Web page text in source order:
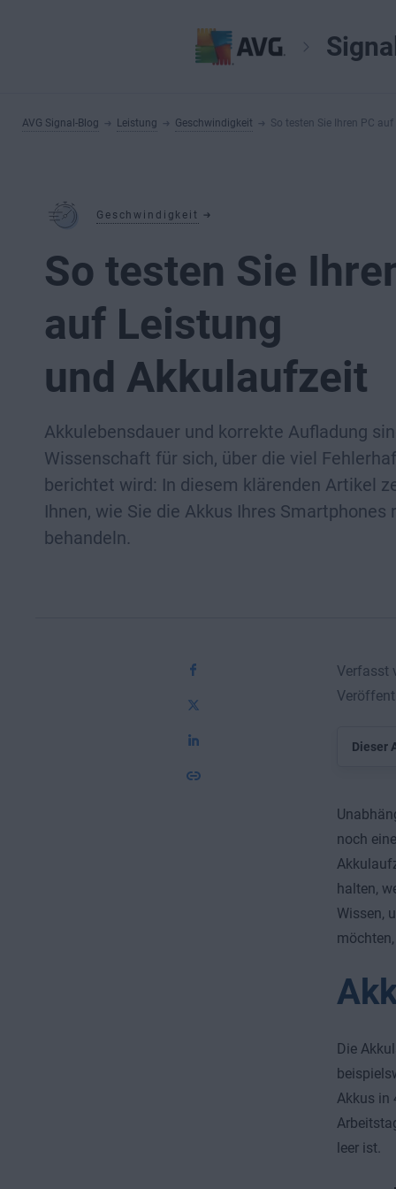
AVG Signal-Blog Leistung Geschwindigkeit So testen Sie Ihren PC
Geschwindigkeit
So testen Sie
auf Leistung
und Akkulaufzeit
Akkulebensdauer und korrekte Aufladung
Wissenschaft für sich, über die viel
berichtet wird: In diesem klärenden Artikel
Ihnen, wie Sie die Akkus Ihres Smartphones
behandeln.
Verfasst
Dieser
noch
halten,
Wissen,
Die
Akkus in
leer ist.